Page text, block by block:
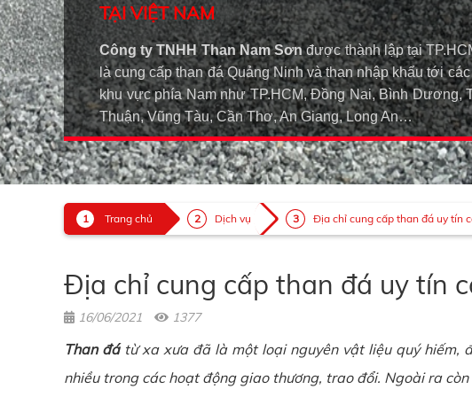
TẠI VIỆT NAM
Công ty TNHH Than Nam Sơnđược thành lập tại
là cung cấp than đá Quảng Ninh và than nhập khẩu tới
khu vực phía Nam như TP.HCM, Đồng Nai, Bình Dương,
Thuận, Vũng Tàu, Cần Thơ, An Giang, Long An…
Trang chủ Dịch vụ Địa chỉ cung cấp than đá uy tín
Địa chỉ cung cấp than đá uy tín
16/06/2021 1377
Than đá từ xa xưa đã là một loại nguyên vật liệu quý hiếm,
nhiều trong các hoạt động giao thương, trao đổi. Ngoài ra